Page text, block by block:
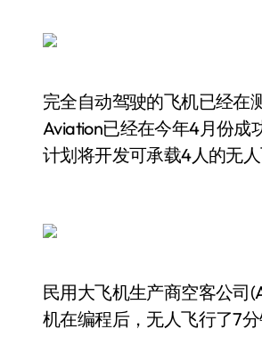
完全自动驾驶的飞机已经在
Aviation已经在今年4月份成
计划将开发可承载4人的无人
民用大飞机生产商空客公司
机在编程后，无人飞行了7分